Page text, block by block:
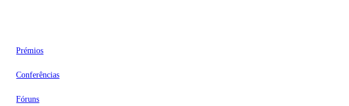
Prémios
Conferências
Fóruns